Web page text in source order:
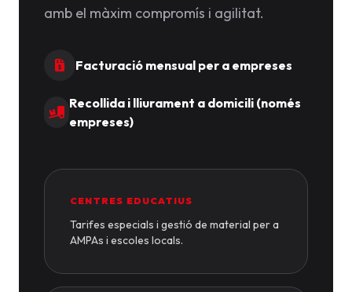
amb el màxim compromís i agilitat.
Facturació mensual per a empreses
Recollida i lliurament a domicili (només
empreses)
CENTRES EDUCATIUS
Tarifes especials i gestió de material per a
AMPAs i escoles locals.